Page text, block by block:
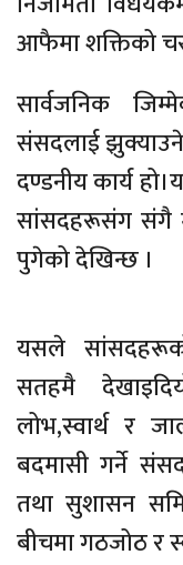
आफैमा शक्तिको
सार्वजनिक
संसदलाई
दण्डनीय कार्य
सांसदहरूसंग संगै
पुगेको देखिन्छ ।
यसले
सतहमै
लोभ,स्वार्थ र
बदमासी गर्ने
तथा सुशासन
बीचमा गठजोठ र